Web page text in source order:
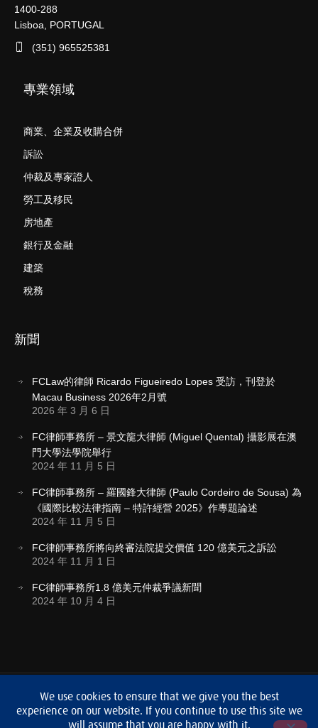
1400-288
Lisboa, PORTUGAL
(351) 965525381
專業領域
商業、企業及收購合併
訴訟
仲裁及專家證人
勞工及移民
房地產
銀行及金融
建築
稅務
新聞
FCLaw的律師 Ricardo Figueiredo Lopes 受訪，刊登於
Macau Business 2026年2月號
2026 年 3 月 6 日
FC律師事務所 – 景文龍大律師 (Miguel Quental) 攝影展在澳
門大學法學院舉行
2024 年 11 月 5 日
FC律師事務所 – 羅國鋒大律師 (Paulo Cordeiro de Sousa) 為
《國際比較法律指南 – 特許經營 2025》作專題論述
2024 年 11 月 5 日
FC律師事務所將向終審法院提交價值 120 億美元之訴訟
2024 年 11 月 1 日
FC律師事務所1.8 億美元仲裁爭議新聞
2024 年 10 月 4 日
條款及條約
私隱條約
FCLaw Lawyers & Private Notaries © 2019
We use cookies to ensure that we give you the best
experience on our website. If you continue to use this site we
will assume that you are happy with it.